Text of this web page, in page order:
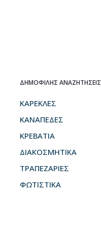
ΔΗΜΟΦΙΛΗΣ ΑΝΑΖΗΤΗΣΕΙΣ
ΚΑΡΕΚΛΕΣ
ΚΑΝΑΠΕΔΕΣ
ΚΡΕΒΑΤΙΑ
ΔΙΑΚΟΣΜΗΤΙΚΑ
ΤΡΑΠΕΖΑΡΙΕΣ
ΦΩΤΙΣΤΙΚΑ